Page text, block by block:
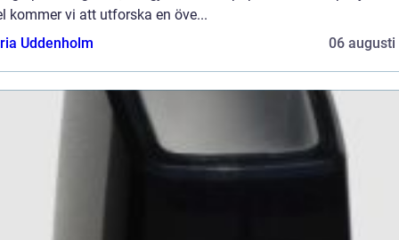
kommer vi att utforska en öve...
Uddenholm
06 augusti